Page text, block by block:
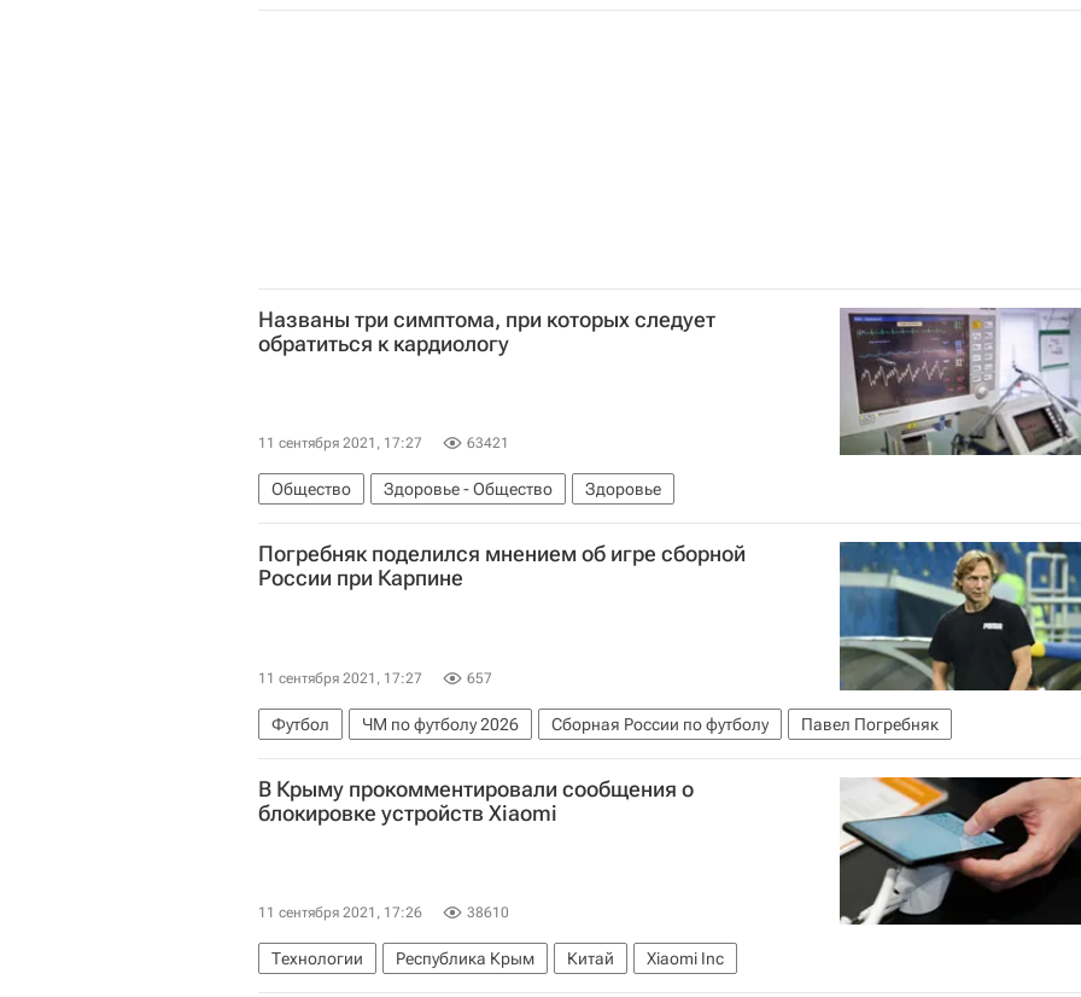
Названы три симптома, при которых следует
обратиться к кардиологу
11 сентября 2021, 17:27 63421
Общество Здоровье - Общество Здоровье
Погребняк поделился мнением об игре сборной
России при Карпине
11 сентября 2021, 17:27 657
Футбол ЧМ по футболу 2026 Сборная России по футболу Павел Погребняк
В Крыму прокомментировали сообщения о
блокировке устройств Xiaomi
11 сентября 2021, 17:26 38610
Технологии Республика Крым Китай Xiaomi Inc